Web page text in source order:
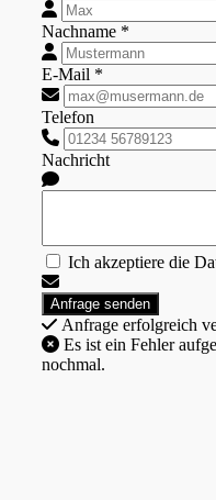
Nachname *
E-Mail *
Telefon
Nachricht
Ich akzeptiere die
Anfrage erfolgreich
nochmal.